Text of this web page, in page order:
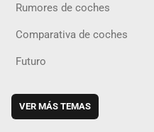
Rumores de coches
Comparativa de coches
Futuro
VER MÁS TEMAS